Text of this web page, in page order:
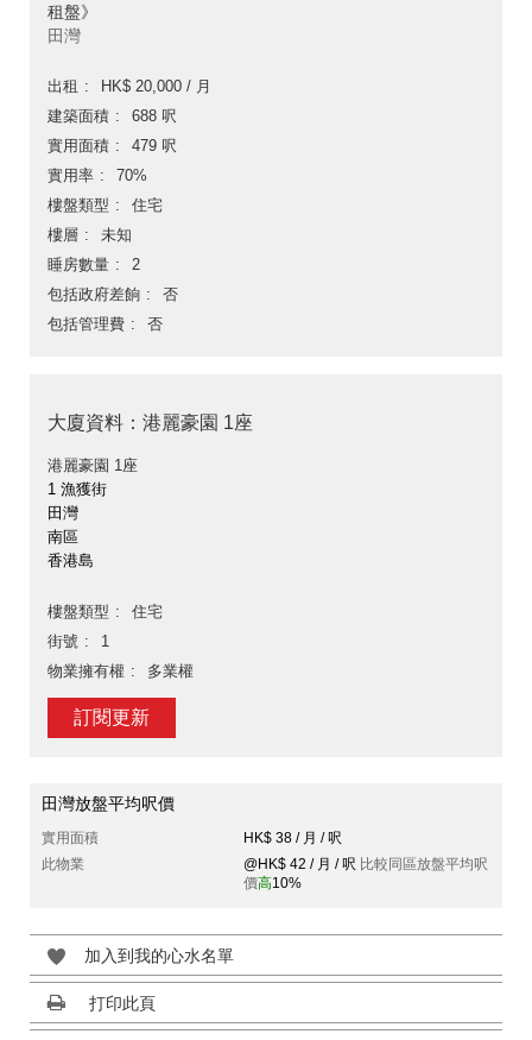
租盤》
田灣
出租
HK$ 20,000 / 月
建築面積
688 呎
實用面積
479 呎
實用率
70%
樓盤類型
住宅
樓層
未知
睡房數量
2
包括政府差餉
否
包括管理費
否
大廈資料：港麗豪園 1座
港麗豪園 1座
1 漁獲街
田灣
南區
香港島
樓盤類型
住宅
街號
1
物業擁有權
多業權
訂閱更新
田灣放盤平均呎價
實用面積
HK$ 38 / 月 / 呎
此物業
@HK$ 42 / 月 / 呎 比較同區放盤平均呎
價高10%
加入到我的心水名單
打印此頁